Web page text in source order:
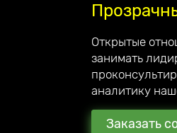
Открытые
занимать
аналитику
Заказать